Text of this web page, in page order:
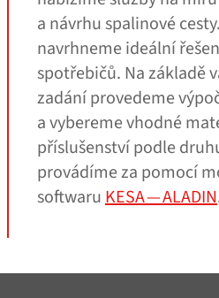
a návrhu spalinové
navrhneme ideální
spotřebičů. Na základě
zadání provedeme
a vybereme vhodné
příslušenství podle
provádíme za pomocí
softwaruKESA — ALADIN